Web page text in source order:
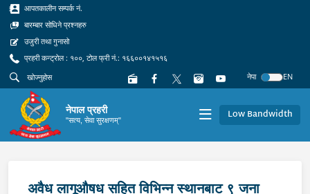
आपतकालीन सम्पर्क नं.
बारम्बार सोधिने प्रश्नहरु
उजुरी तथा गुनासो
प्रहरी कन्ट्रोल : १००, टोल फ्री नं.: १६६००१४१५१६
नेपा
EN
नेपाल प्रहरी
"सत्य, सेवा सुरक्षणम्" Low Bandwidth
अवैध लागूऔषध सहित विभिन्न स्थानबाट ९ जना